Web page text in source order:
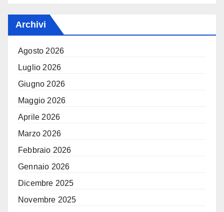
Archivi
Agosto 2026
Luglio 2026
Giugno 2026
Maggio 2026
Aprile 2026
Marzo 2026
Febbraio 2026
Gennaio 2026
Dicembre 2025
Novembre 2025